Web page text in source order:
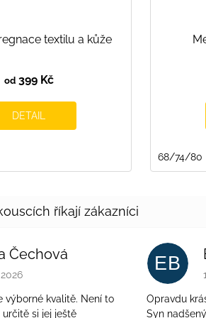
textilu a kůže
od 399 Kč
DETAIL
68/74/80
Čechová
obchodu je 5 z 5 hvězdiček.
výborné kvalitě. Není to
si jej ještě
EB
Opravdu
Syn nadšený